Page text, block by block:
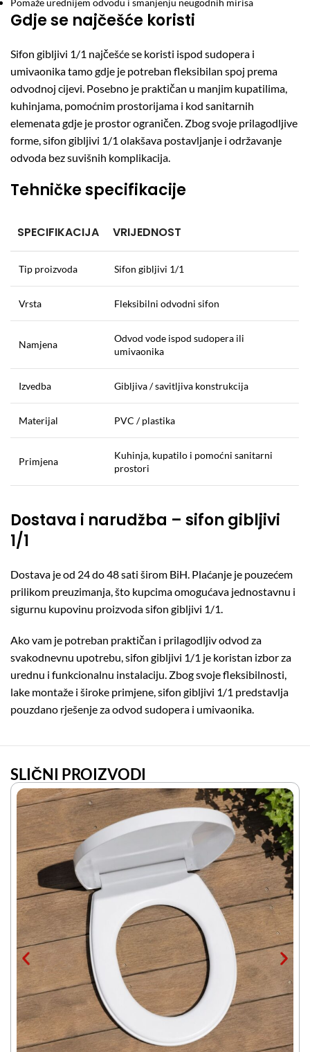
Pomaže urednijem odvodu i smanjenju neugodnih mirisa
Gdje se najčešće koristi
Sifon gibljivi 1/1 najčešće se koristi ispod sudopera i
umivaonika tamo gdje je potreban fleksibilan spoj prema
odvodnoj cijevi. Posebno je praktičan u manjim kupatilima,
kuhinjama, pomoćnim prostorijama i kod sanitarnih
elemenata gdje je prostor ograničen. Zbog svoje prilagodljive
forme, sifon gibljivi 1/1 olakšava postavljanje i održavanje
odvoda bez suvišnih komplikacija.
Tehničke specifikacije
SPECIFIKACIJA VRIJEDNOST
Tip proizvoda Sifon gibljivi 1/1
Vrsta Fleksibilni odvodni sifon
Namjena
Odvod vode ispod sudopera ili
umivaonika
Izvedba Gibljiva / savitljiva konstrukcija
Materijal PVC / plastika
Primjena
Kuhinja, kupatilo i pomoćni sanitarni
prostori
Dostava i narudžba – sifon gibljivi
1/1
Dostava je od 24 do 48 sati širom BiH. Plaćanje je pouzećem
prilikom preuzimanja, što kupcima omogućava jednostavnu i
sigurnu kupovinu proizvoda sifon gibljivi 1/1.
Ako vam je potreban praktičan i prilagodljiv odvod za
svakodnevnu upotrebu, sifon gibljivi 1/1 je koristan izbor za
urednu i funkcionalnu instalaciju. Zbog svoje fleksibilnosti,
lake montaže i široke primjene, sifon gibljivi 1/1 predstavlja
pouzdano rješenje za odvod sudopera i umivaonika.
SLIČNI PROIZVODI